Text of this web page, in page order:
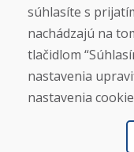
súhlasíte s
nachádzajú na
tlačidlom
nastavenia
nastavenia